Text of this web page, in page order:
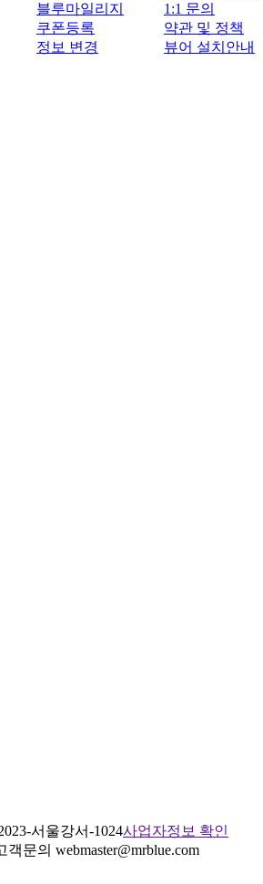
블루마일리지
쿠폰등록
정보 변경
1:1 문의
약관 및 정책
뷰어 설치안내
서울강서-1024사업자정보 확인
객문의 webmaster@mrblue.com